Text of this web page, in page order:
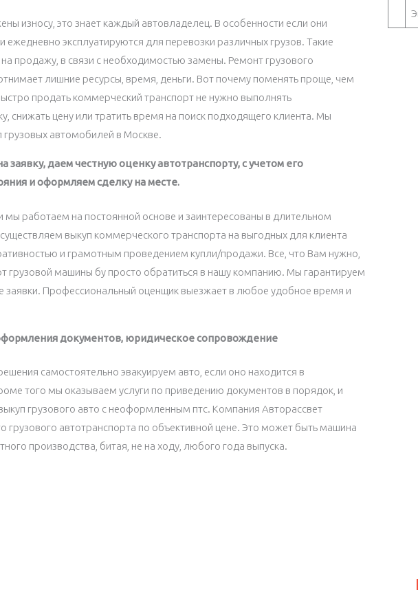
износу, это знает каждый автовладелец. В особенности если они
ежедневно эксплуатируются для перевозки различных грузов. Такие
продажу, в связи с необходимостью замены. Ремонт грузового
лишние ресурсы, время, деньги. Вот почему поменять проще, чем
продать коммерческий транспорт не нужно выполнять
снижать цену или тратить время на поиск подходящего клиента. Мы
автомобилей в Москве.
заявку, даем честную оценку автотранспорту, с учетом его
и оформляем сделку на месте.
работаем на постоянной основе и заинтересованы в длительном
выкуп коммерческого транспорта на выгодных для клиента
и грамотным проведением купли/продажи. Все, что Вам нужно,
грузовой машины бу просто обратиться в нашу компанию. Мы гарантируем
заявки. Профессиональный оценщик выезжает в любое удобное время и
документов, юридическое сопровождение
самостоятельно эвакуируем авто, если оно находится в
того мы оказываем услуги по приведению документов в порядок, и
грузового авто с неоформленным птс. Компания Авторассвет
грузового автотранспорта по объективной цене. Это может быть машина
производства, битая, не на ходу, любого года выпуска.